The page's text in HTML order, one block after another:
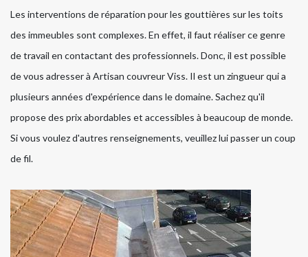
Les interventions de réparation pour les gouttières sur les toits
des immeubles sont complexes. En effet, il faut réaliser ce genre
de travail en contactant des professionnels. Donc, il est possible
de vous adresser à Artisan couvreur Viss. Il est un zingueur qui a
plusieurs années d'expérience dans le domaine. Sachez qu'il
propose des prix abordables et accessibles à beaucoup de monde.
Si vous voulez d'autres renseignements, veuillez lui passer un coup
de fil.